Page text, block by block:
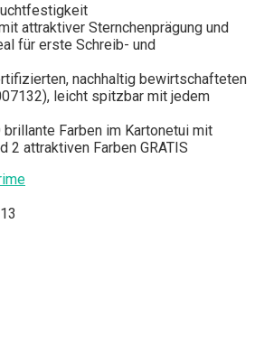
attraktiver Sternchenprägung und
für erste Schreib- und
nachhaltig bewirtschafteten
leicht spitzbar mit jedem
brillante Farben im Kartonetui mit
2 attraktiven Farben GRATIS